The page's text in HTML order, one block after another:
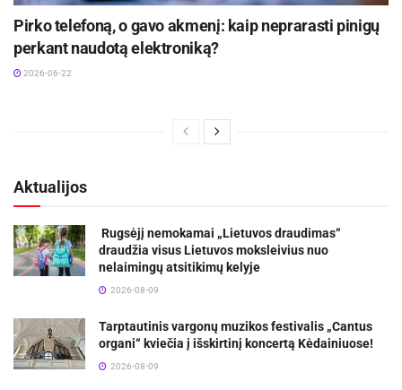
Pirko telefoną, o gavo akmenį: kaip neprarasti pinigų
perkant naudotą elektroniką?
2026-06-22
Aktualijos
Rugsėjį nemokamai „Lietuvos draudimas“
draudžia visus Lietuvos moksleivius nuo
nelaimingų atsitikimų kelyje
2026-08-09
Tarptautinis vargonų muzikos festivalis „Cantus
organi“ kviečia į išskirtinį koncertą Kėdainiuose!
2026-08-09